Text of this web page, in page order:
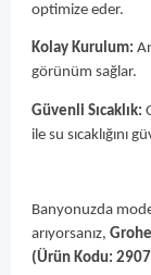
optimize eder.
Kolay Kurulum:
görünüm sağlar.
Güvenli Sıcaklık:
ile su sıcaklığını
Banyonuzda
arıyorsanız,
(Ürün Kodu: